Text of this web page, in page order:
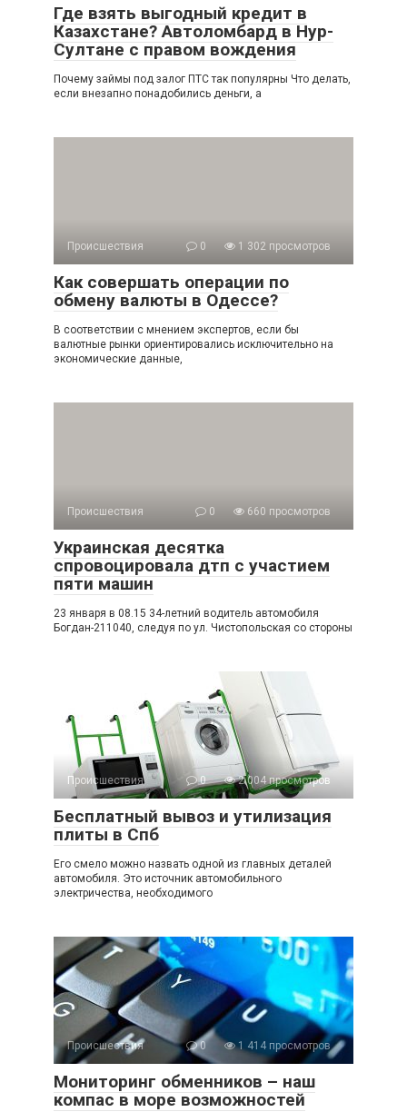
Где взять выгодный кредит в
Казахстане? Автоломбард в Нур-
Султане с правом вождения
Почему займы под залог ПТС так популярны Что делать,
если внезапно понадобились деньги, а
Происшествия 0 1 302 просмотров
Как совершать операции по
обмену валюты в Одессе?
В соответствии с мнением экспертов, если бы
валютные рынки ориентировались исключительно на
экономические данные,
Происшествия 0 660 просмотров
Украинская десятка
спровоцировала дтп с участием
пяти машин
23 января в 08.15 34-летний водитель автомобиля
Богдан-211040, следуя по ул. Чистопольская со стороны
Происшествия 0 2 004 просмотров
Бесплатный вывоз и утилизация
плиты в Спб
Его смело можно назвать одной из главных деталей
автомобиля. Это источник автомобильного
электричества, необходимого
Происшествия 0 1 414 просмотров
Мониторинг обменников – наш
компас в море возможностей